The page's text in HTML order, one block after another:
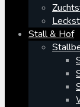
Stall & Hof